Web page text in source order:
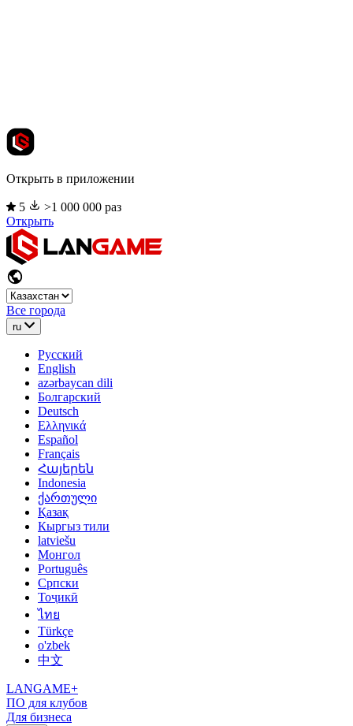
Открыть в приложении
5
>1 000 000 раз
Открыть
Все города
ru
Русский
English
azərbaycan dili
Болгарский
Deutsch
Ελληνικά
Español
Français
Հայերեն
Indonesia
ქართული
Қазақ
Кыргыз тили
latviešu
Монгол
Português
Српски
Тоҷикӣ
ไทย
Türkçe
o'zbek
中文
LANGAME+
ПО для клубов
Для бизнеса